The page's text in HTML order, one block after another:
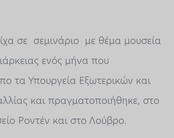
σε σεμινάριο με θέμα μουσεία
ενός μήνα που
τα Υπουργεία Εξωτερικών και
και πραγματοποιήθηκε, στο
Ροντέν και στο Λούβρο.